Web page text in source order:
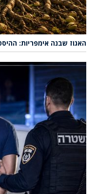
האגוז שבנה אימפריות: